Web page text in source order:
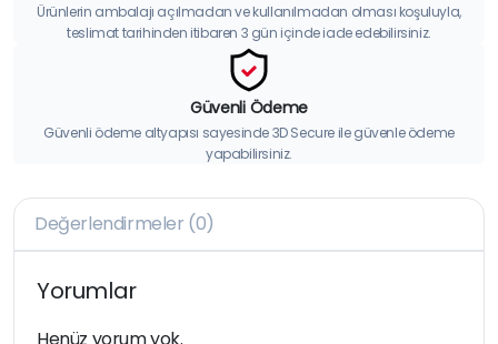
Ürünlerin ambalajı açılmadan ve kullanılmadan olması koşuluyla,
teslimat tarihinden itibaren 3 gün içinde iade edebilirsiniz.
Güvenli Ödeme
Güvenli ödeme altyapısı sayesinde 3D Secure ile güvenle ödeme
yapabilirsiniz.
Değerlendirmeler (0)
Yorumlar
Henüz yorum yok.